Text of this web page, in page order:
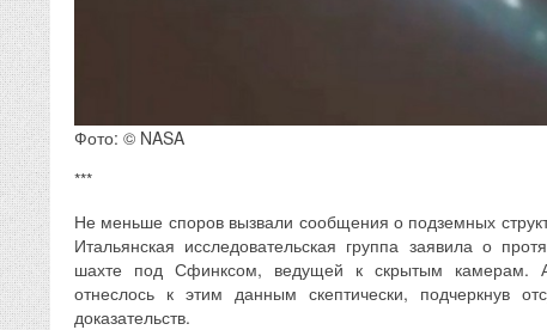
Фото: © NASA
***
Не меньше споров вызвали сообщения о подземных
Итальянская исследовательская группа заявила о
шахте под Сфинксом, ведущей к скрытым камерам.
отнеслось к этим данным скептически, подчеркнув
доказательств.